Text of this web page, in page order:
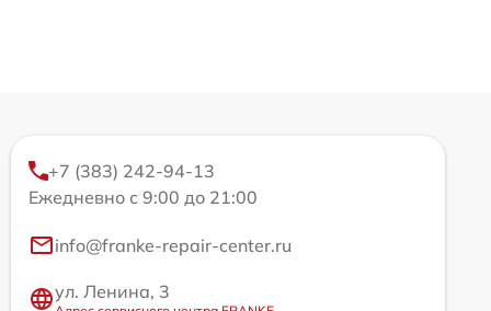
+7 (383) 242-94-13
Ежедневно с 9:00 до 21:00
info@franke-repair-center.ru
ул. Ленина, 3